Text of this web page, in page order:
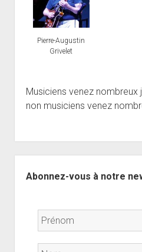
Pierre-Augustin
Grivelet
Musiciens venez nombreux
non musiciens venez
Abonnez-vous à notre